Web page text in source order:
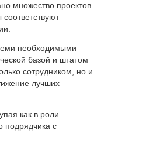
множество проектов
необходимыми
базой и штатом
сотрудником, но и
лучших
как в роли
подрядчика с